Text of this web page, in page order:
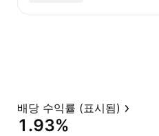
배당 수익률 (표시됨)
1.93%